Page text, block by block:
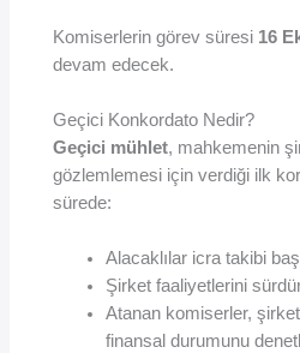
Komiserlerin görev süresi 16
devam edecek.
Geçici Konkordato Nedir?
Geçici mühlet, mahkemenin
gözlemlemesi için verdiği ilk
sürede:
Alacaklılar icra takibi
Şirket faaliyetlerini
Atanan komiserler,
finansal durumunu